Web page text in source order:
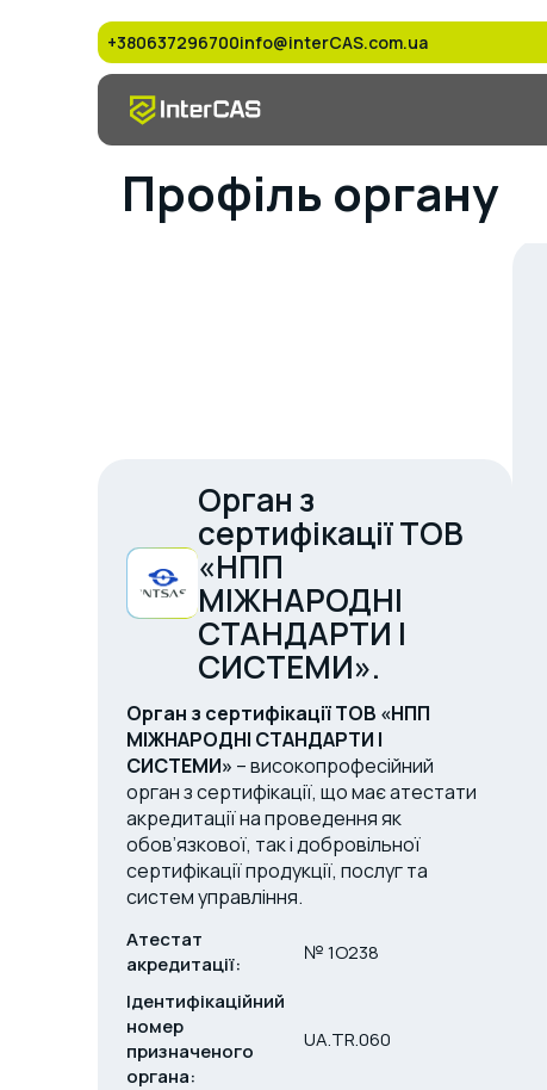
+380637296700info@interCAS.com.ua
Профіль органу
Орган з
сертифікації ТОВ
«НПП
МІЖНАРОДНІ
СТАНДАРТИ І
СИСТЕМИ».
Орган з сертифікації ТОВ «НПП
МІЖНАРОДНІ СТАНДАРТИ І
СИСТЕМИ» – високопрофесійний
орган з сертифікації, що має атестати
акредитації на проведення як
обов’язкової, так і добровільної
сертифікації продукції, послуг та
систем управління.
Атестат
акредитації:
№ 1O238
Ідентифікаційний
номер
призначеного
органа:
UA.TR.060